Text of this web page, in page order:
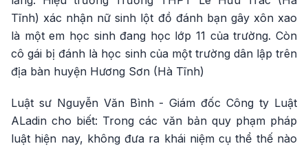
Tĩnh) xác nhận nữ sinh lột đồ đánh bạn gây xôn xao
là một em học sinh đang học lớp 11 của trường. Còn
cô gái bị đánh là học sinh của một trường dân lập trên
địa bàn huyện Hương Sơn (Hà Tĩnh)
Luật sư Nguyễn Văn Bình - Giám đốc Công ty Luật
ALadin cho biết: Trong các văn bản quy phạm pháp
luật hiện nay, không đưa ra khái niệm cụ thể thế nào